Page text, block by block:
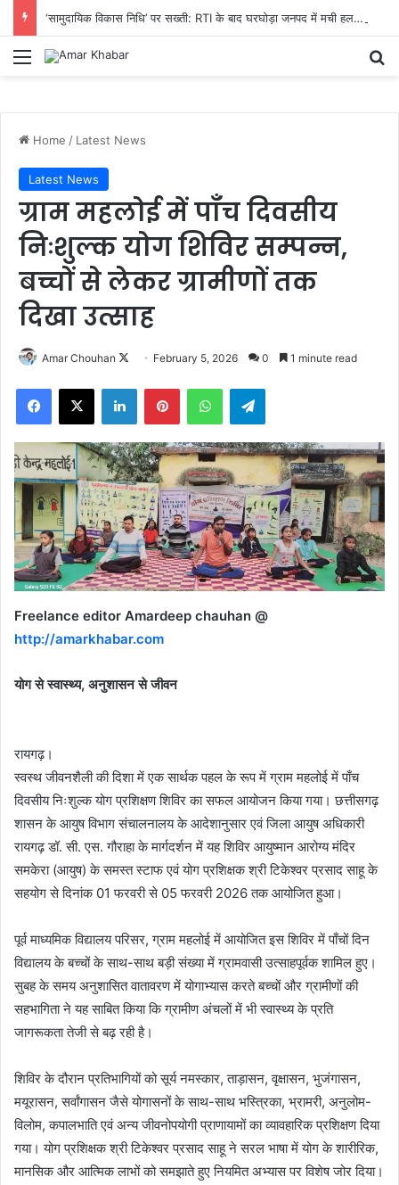
‘सामुदायिक विकास निधि’ पर सख्ती: RTI के बाद घरघोड़ा जनपद में मची हलचल, 14 अगस्त तक पूरा हिसाब देने का निर्देश
Menu
Home / Latest News
Latest News
ग्राम महलोई में पाँच दिवसीय
निःशुल्क योग शिविर सम्पन्न,
बच्चों से लेकर ग्रामीणों तक
दिखा उत्साह
Amar Chouhan
FollowFebruary 5, 2026 0 1 minute read
Facebook
X LinkedInPinterestWhatsAppTelegram
Freelance editor Amardeep chauhan @
http://amarkhabar.com
योग से स्वास्थ्य, अनुशासन से जीवन
रायगढ़।
स्वस्थ जीवनशैली की दिशा में एक सार्थक पहल के रूप में ग्राम महलोई में पाँच
दिवसीय निःशुल्क योग प्रशिक्षण शिविर का सफल आयोजन किया गया। छत्तीसगढ़
शासन के आयुष विभाग संचालनालय के आदेशानुसार एवं जिला आयुष अधिकारी
रायगढ़ डॉ. सी. एस. गौराहा के मार्गदर्शन में यह शिविर आयुष्मान आरोग्य मंदिर
समकेरा (आयुष) के समस्त स्टाफ एवं योग प्रशिक्षक श्री टिकेश्वर प्रसाद साहू के
सहयोग से दिनांक 01 फरवरी से 05 फरवरी 2026 तक आयोजित हुआ।
पूर्व माध्यमिक विद्यालय परिसर, ग्राम महलोई में आयोजित इस शिविर में पाँचों दिन
विद्यालय के बच्चों के साथ-साथ बड़ी संख्या में ग्रामवासी उत्साहपूर्वक शामिल हुए।
सुबह के समय अनुशासित वातावरण में योगाभ्यास करते बच्चों और ग्रामीणों की
सहभागिता ने यह साबित किया कि ग्रामीण अंचलों में भी स्वास्थ्य के प्रति
जागरूकता तेजी से बढ़ रही है।
शिविर के दौरान प्रतिभागियों को सूर्य नमस्कार, ताड़ासन, वृक्षासन, भुजंगासन,
मयूरासन, सर्वांगासन जैसे योगासनों के साथ-साथ भस्त्रिका, भ्रामरी, अनुलोम-
विलोम, कपालभाति एवं अन्य जीवनोपयोगी प्राणायामों का व्यावहारिक प्रशिक्षण दिया
गया। योग प्रशिक्षक श्री टिकेश्वर प्रसाद साहू ने सरल भाषा में योग के शारीरिक,
मानसिक और आत्मिक लाभों को समझाते हुए नियमित अभ्यास पर विशेष जोर दिया।